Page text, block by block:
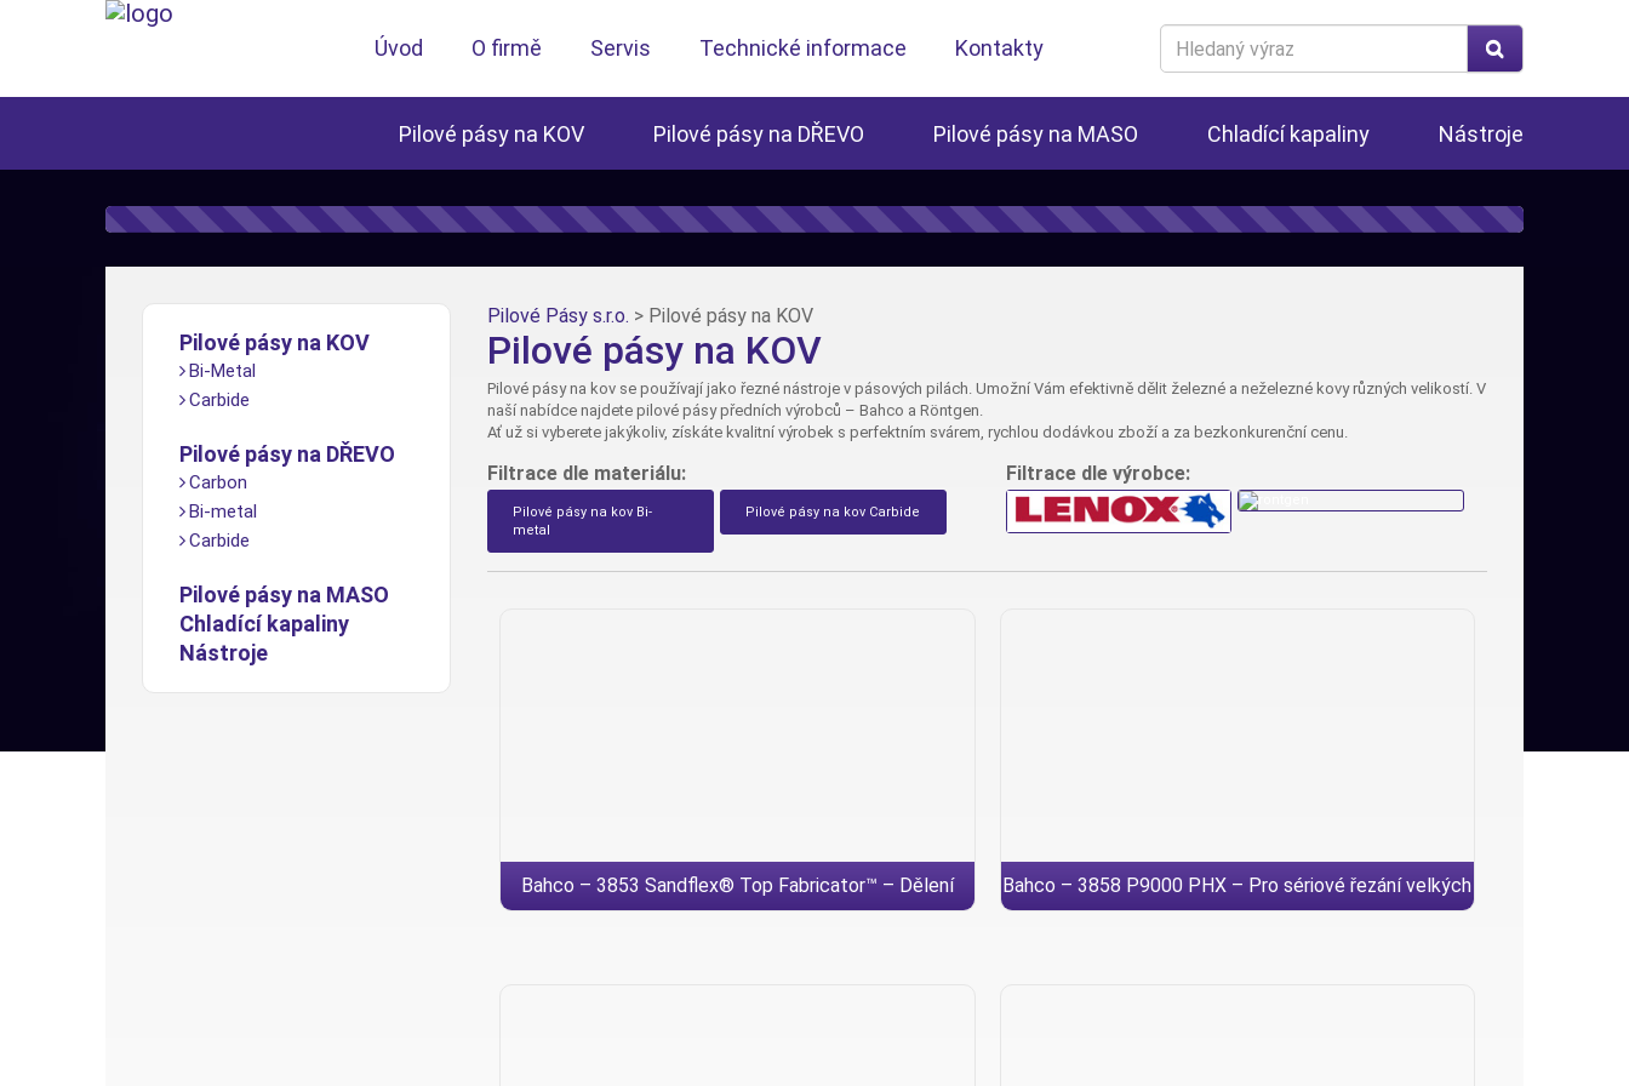
Úvod O firmě Servis Technické informace Kontakty
Search
for
Pilové pásy na KOV Pilové pásy na DŘEVO Pilové pásy na MASO Chladící kapaliny Nástroje
Pilové pásy na KOV
Bi-Metal
Carbide
Pilové pásy na DŘEVO
Carbon
Bi-metal
Carbide
Pilové pásy na MASO
Chladící kapaliny
Nástroje
Pilové Pásy s.r.o. > Pilové pásy na KOV
Pilové pásy na KOV
Pilové pásy na kov se používají jako řezné nástroje v pásových pilách. Umožní Vám efektivně dělit železné a neželezné kovy různých velikostí. V
naší nabídce najdete pilové pásy předních výrobců – Bahco a Röntgen.
Ať už si vyberete jakýkoliv, získáte kvalitní výrobek s perfektním svárem, rychlou dodávkou zboží a za bezkonkurenční cenu.
Filtrace dle materiálu:
Pilové pásy na kov Bi-
metal
Pilové pásy na kov Carbide
Filtrace dle výrobce:
Bahco – 3853 Sandflex® Top Fabricator™ – Dělení Bahco – 3858 P9000 PHX – Pro sériové řezání velkých